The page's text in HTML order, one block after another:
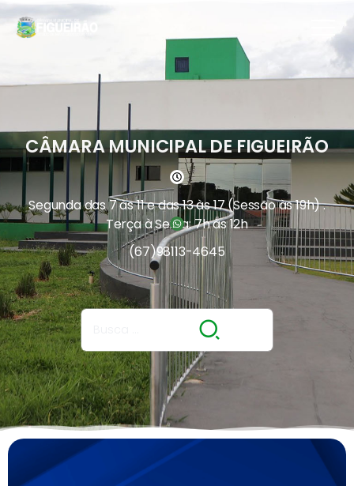
CÂMARA MUNICIPAL DE FIGUEIRÃO
Segunda das 7 às 11 e das 13 às 17 (Sessão às 19h) .
Terça à Sexta: 7h às 12h
(67)98113-4645